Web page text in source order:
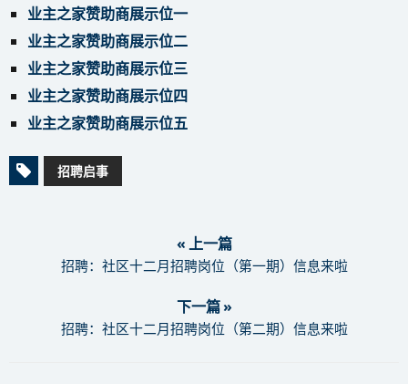
业主之家赞助商展示位一
业主之家赞助商展示位二
业主之家赞助商展示位三
业主之家赞助商展示位四
业主之家赞助商展示位五
招聘启事
« 上一篇
招聘：社区十二月招聘岗位（第一期）信息来啦
下一篇 »
招聘：社区十二月招聘岗位（第二期）信息来啦